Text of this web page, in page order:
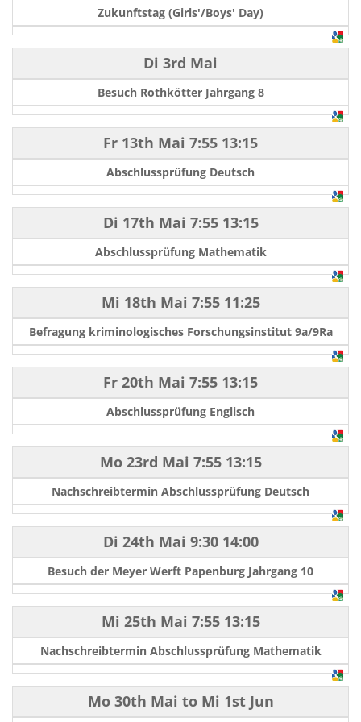
Zukunftstag (Girls'/Boys' Day)
Di 3rd Mai
Besuch Rothkötter Jahrgang 8
Fr 13th Mai 7:55 13:15
Abschlussprüfung Deutsch
Di 17th Mai 7:55 13:15
Abschlussprüfung Mathematik
Mi 18th Mai 7:55 11:25
Befragung kriminologisches Forschungsinstitut 9a/9Ra
Fr 20th Mai 7:55 13:15
Abschlussprüfung Englisch
Mo 23rd Mai 7:55 13:15
Nachschreibtermin Abschlussprüfung Deutsch
Di 24th Mai 9:30 14:00
Besuch der Meyer Werft Papenburg Jahrgang 10
Mi 25th Mai 7:55 13:15
Nachschreibtermin Abschlussprüfung Mathematik
Mo 30th Mai to Mi 1st Jun